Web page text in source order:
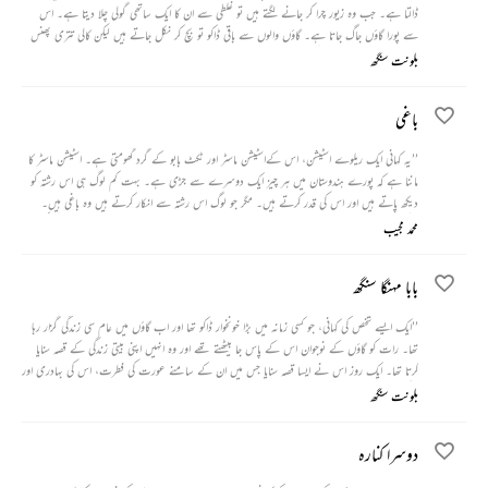
ڈالتا ہے۔ جب وہ زیور چرا کر جانے لگتے ہیں تو غلطی سے ان کا ایک ساتھی گولی چلا دیتا ہے۔ اس
سے پورا گاؤں جاگ جاتا ہے۔ گاؤں والوں سے باقی ڈاکو تو بچ کر نکل جاتے ہیں لیکن کالی تتری پھنس
جاتا ہے۔ گاؤں کے کئی لوگ اسے پہچان لیتے ہیں اور ان میں سے ایک آگے بڑھکر ایک ہی وار میں
بلونت سنگھ
باغی
’’یہ کہانی ایک ریلوے اسٹیشن، اس کےاسٹیشن ماسٹر اور ٹکٹ بابو کے گرد گھومتی ہے۔ اسٹیشن ماسٹر کا
ماننا ہے کہ پورے ہندوستان میں ہر چیز ایک دوسرے سے جڑی ہے۔ بہت کم لوگ ہی اس رشتہ کو
دیکھ پاتے ہیں اور اس کی قدر کرتے ہیں۔ مگر جو لوگ اس رشتہ سے انکار کرتے ہیں وہ باغی ہیں۔
اسٹیشن ماسٹر کے مطابق ان رشتوں کو جوڑے رکھنے میں آم کے باغ اہم رول نبھاتے ہیں۔ اگر کہیں
محمد مجیب
بابا مہنگا سنگھ
’’ایک ایسے شخص کی کہانی، جو کسی زمانہ میں بڑا خونخوار ڈاکو تھا اور اب گاؤں میں عام سی زندگی گزار رہا
تھا۔ رات کو گاؤں کے نوجوان اس کے پاس جا بیٹھتے تھے اور وہ انہیں اپنی بیتی زندگی کے قصہ سنایا
کرتا تھا۔ ایک روز اس نے ایسا قصہ سنایا جس میں ان کے سامنے عورت کی فطرت، اس کی بہادری اور
چالاکی کا ایک ایسا پہلو پیش کیا جس سے وہ سبھی ابھی تک پوری طرح سے انجان تھے۔‘‘
بلونت سنگھ
دوسرا کنارہ